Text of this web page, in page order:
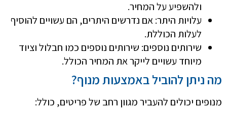
ולהשפיע על המחיר.
עלויות היתר: אם נדרשים היתרים, הם עשויים להוסיף
לעלות הכוללת.
שירותים נוספים: שירותים נוספים כמו חבלול וציוד
מיוחד עשויים לייקר את המחיר הכולל.
מה ניתן להוביל באמצעות מנוף?
מנופים יכולים להעביר מגוון רחב של פריטים, כולל: